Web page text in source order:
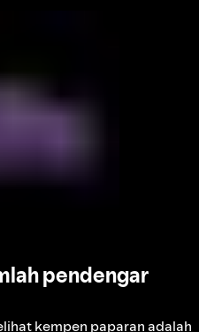
pendengar
kempen paparan adalah